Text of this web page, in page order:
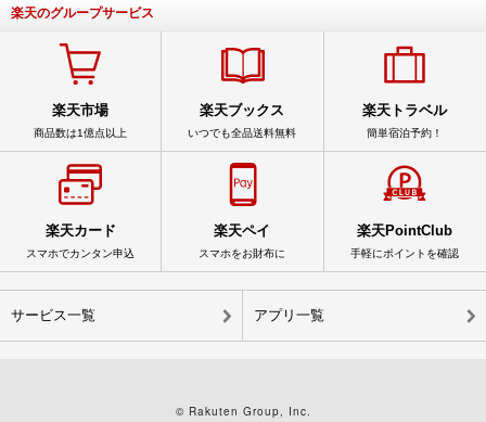
楽天のグループサービス
楽天市場
商品数は1億点以上
楽天ブックス
いつでも全品送料無料
楽天トラベル
簡単宿泊予約！
楽天カード
スマホでカンタン申込
楽天ペイ
スマホをお財布に
楽天PointClub
手軽にポイントを確認
サービス一覧 アプリ一覧
© Rakuten Group, Inc.